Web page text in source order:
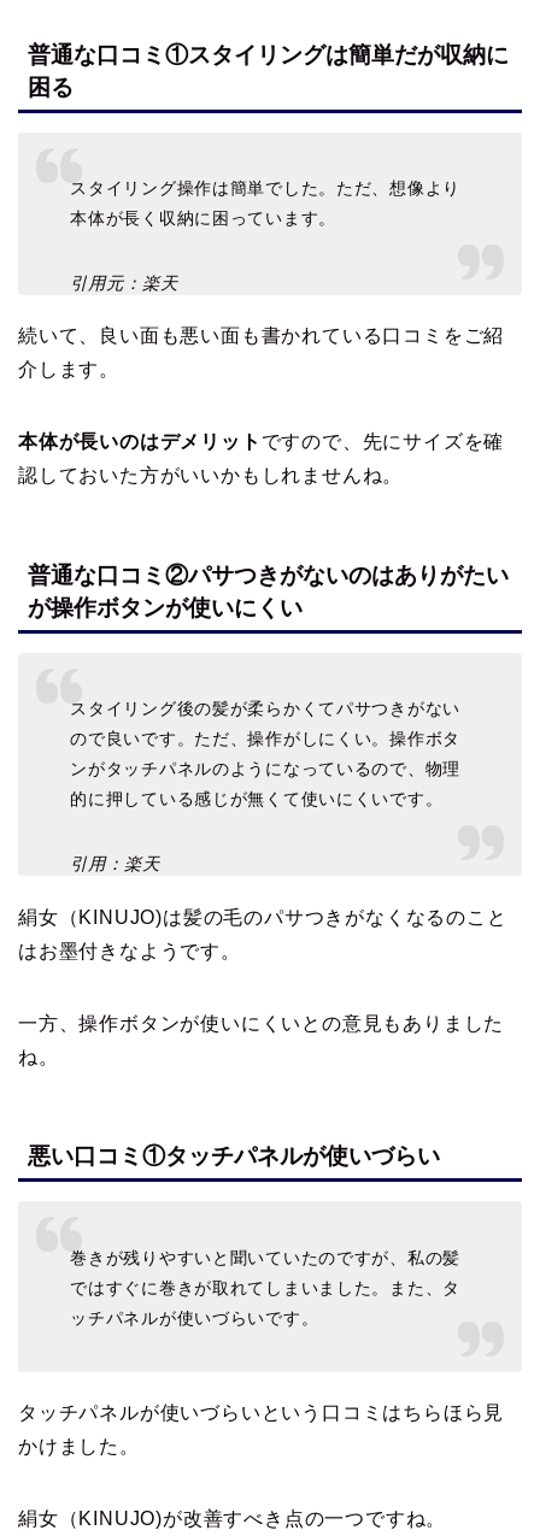
普通な口コミ①スタイリングは簡単だが収納に
困る
スタイリング操作は簡単でした。ただ、想像より
本体が長く収納に困っています。
引用元：楽天
続いて、良い面も悪い面も書かれている口コミをご紹
介します。
本体が長いのはデメリット ですので、先にサイズを確
認しておいた方がいいかもしれませんね。
普通な口コミ②パサつきがないのはありがたい
が操作ボタンが使いにくい
スタイリング後の髪が柔らかくてパサつきがない
ので良いです。ただ、操作がしにくい。操作ボタ
ンがタッチパネルのようになっているので、物理
的に押している感じが無くて使いにくいです。
引用：楽天
絹女（KINUJO)は髪の毛のパサつきがなくなるのこと
はお墨付きなようです。
一方、操作ボタンが使いにくいとの意見もありました
ね。
悪い口コミ①タッチパネルが使いづらい
巻きが残りやすいと聞いていたのですが、私の髪
ではすぐに巻きが取れてしまいました。また、タ
ッチパネルが使いづらいです。
タッチパネルが使いづらいという口コミはちらほら見
かけました。
絹女（KINUJO)が改善すべき点の一つですね。